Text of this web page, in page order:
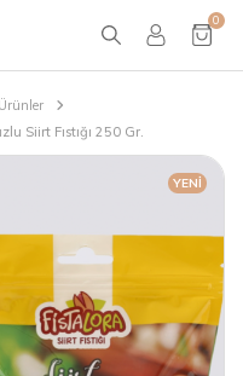
0
Siirt Fıstığı 250 Gr.
YENI